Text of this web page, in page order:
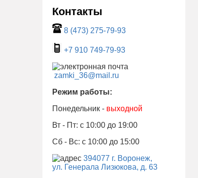
Контакты
8 (473) 275-79-93
+7 910 749-79-93
zamki_36@mail.ru
Режим работы:
Понедельник - выходной
Вт - Пт: с 10:00 до 19:00
Сб - Вс: с 10:00 до 15:00
394077 г. Воронеж,
ул. Генерала Лизюкова, д. 63